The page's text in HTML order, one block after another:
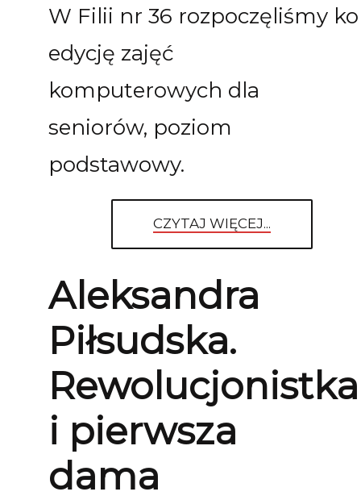
W Filii nr 36 rozpoczęliśmy
edycję zajęć
komputerowych dla
seniorów, poziom
podstawowy.
CZYTAJ WIĘCEJ...
Aleksandra
Piłsudska.
Rewolucjonistka
i pierwsza
dama